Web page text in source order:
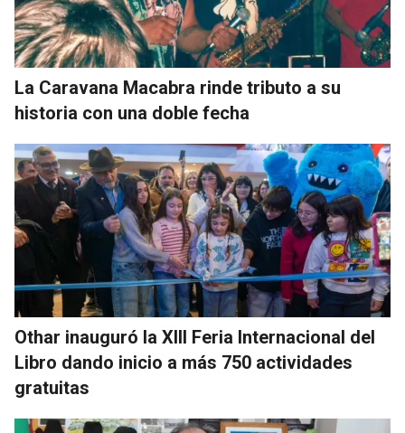
La Caravana Macabra rinde tributo a su
historia con una doble fecha
Othar inauguró la XIII Feria Internacional del
Libro dando inicio a más 750 actividades
gratuitas